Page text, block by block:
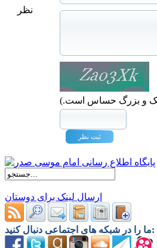
نظر
و بزرگ حساس است.)
ارسال لینک برای دوستان
ما را در شبکه های اجتماعی دنبال کنید: